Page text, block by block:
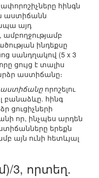
հինգն
աստիճանն
այդ
ինդեքսը
սանդղակով (5 x 3
ցույց է տալիս
աստիճանը։
աստիճանը որոշելու
բանաձևը. հինգ
ցուցիչների
որ, ինչպես արդեն
երեքն
այն ունի հետևյալ
3, որտեղ.